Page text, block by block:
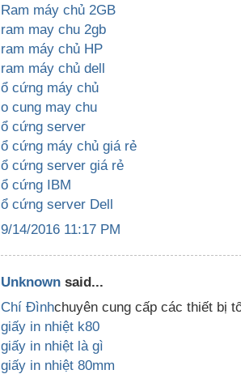
Ram máy chủ 2GB
ram may chu 2gb
ram máy chủ HP
ram máy chủ dell
ổ cứng máy chủ
o cung may chu
ổ cứng server
ổ cứng máy chủ giá rẻ
ổ cứng server giá rẻ
ổ cứng IBM
ổ cứng server Dell
9/14/2016 11:17 PM
Unknown said...
Chí Đìnhchuyên cung cấp các thiết bị
giấy in nhiệt k80
giấy in nhiệt là gì
giấy in nhiệt 80mm